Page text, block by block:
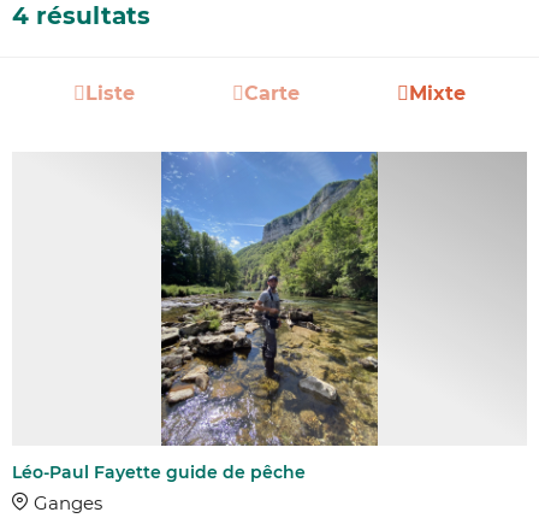
4 résultats
Liste Carte Mixte
Léo-Paul Fayette guide de pêche
Ganges